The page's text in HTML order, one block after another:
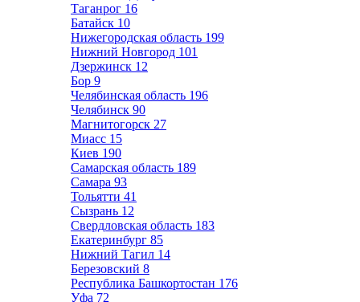
Таганрог 16
Батайск 10
Нижегородская область 199
Нижний Новгород 101
Дзержинск 12
Бор 9
Челябинская область 196
Челябинск 90
Магнитогорск 27
Миасс 15
Киев 190
Самарская область 189
Самара 93
Тольятти 41
Сызрань 12
Свердловская область 183
Екатеринбург 85
Нижний Тагил 14
Березовский 8
Республика Башкортостан 176
Уфа 72